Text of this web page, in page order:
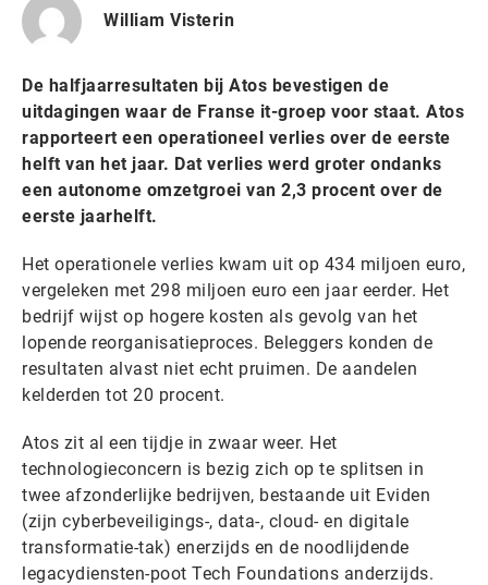
William Visterin
De halfjaarresultaten bij Atos bevestigen de
uitdagingen waar de Franse it-groep voor staat. Atos
rapporteert een operationeel verlies over de eerste
helft van het jaar. Dat verlies werd groter ondanks
een autonome omzetgroei van 2,3 procent over de
eerste jaarhelft.
Het operationele verlies kwam uit op 434 miljoen euro,
vergeleken met 298 miljoen euro een jaar eerder. Het
bedrijf wijst op hogere kosten als gevolg van het
lopende reorganisatieproces. Beleggers konden de
resultaten alvast niet echt pruimen. De aandelen
kelderden tot 20 procent.
Atos zit al een tijdje in zwaar weer. Het
technologieconcern is bezig zich op te splitsen in
twee afzonderlijke bedrijven, bestaande uit Eviden
(zijn cyberbeveiligings-, data-, cloud- en digitale
transformatie-tak) enerzijds en de noodlijdende
legacydiensten-poot Tech Foundations anderzijds.